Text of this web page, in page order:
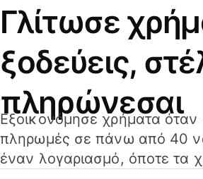
Γλίτωσε
ξοδεύεις,
πληρώνεσαι
Εξοικονόμησε χρήματα όταν
πληρωμές σε πάνω από 40
έναν λογαριασμό, όποτε τα